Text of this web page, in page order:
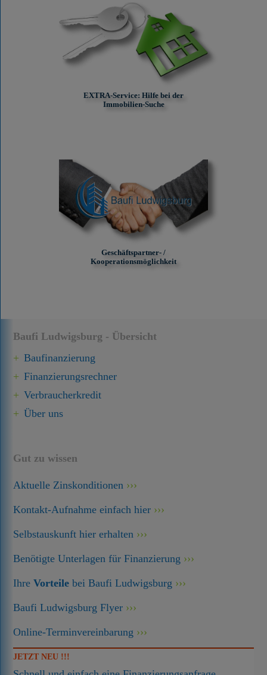
Baufi Ludwigsburg - Übersicht
Baufinanzierung
Finanzierungsrechner
Verbraucherkredit
Über uns
Gut zu wissen
Aktuelle Zinskonditionen
Kontakt-Aufnahme einfach hier
Selbstauskunft hier erhalten
Benötigte Unterlagen für Finanzierung
IhreVorteile bei Baufi Ludwigsburg
Baufi Ludwigsburg Flyer
Online-Terminvereinbarung
JETZT NEU !!!
EXTRA-Service: Hilfe bei der
Immobilien-Suche
Geschäftspartner- /
Kooperationsmöglichkeit